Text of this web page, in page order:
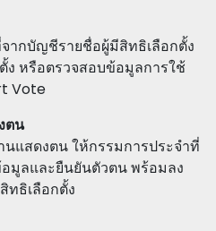
ากบัญชีรายชื่อผู้มีสิทธิเลือกตั้ง
ง หรือตรวจสอบข้อมูลการใช้
Vote
ตน
แสดงตน ให้กรรมการประจำที่
อมูลและยืนยันตัวตน พร้อมลง
ธิเลือกตั้ง